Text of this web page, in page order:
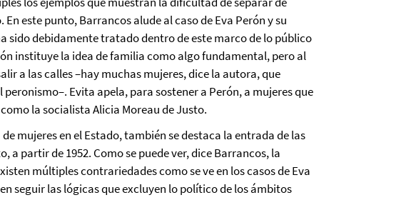
este punto, Barrancos alude al caso de Eva Perón y su
sido debidamente tratado dentro de este marco de lo público
instituye la idea de familia como algo fundamental, pero al
a las calles –hay muchas mujeres, dice la autora, que
Evita apela, para sostener a Perón, a mujeres que
la socialista Alicia Moreau de Justo.
mujeres en el Estado, también se destaca la entrada de las
a partir de 1952. Como se puede ver, dice Barrancos, la
múltiples contrariedades como se ve en los casos de Eva
seguir las lógicas que excluyen lo político de los ámbitos